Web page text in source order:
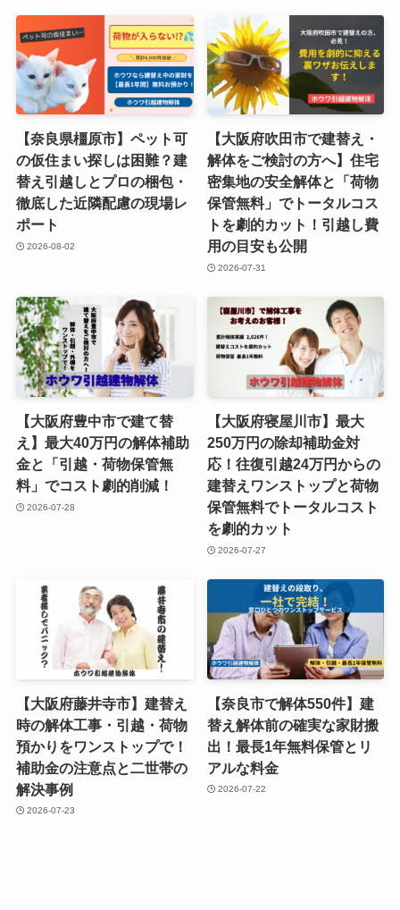
【奈良県橿原市】ペット可
の仮住まい探しは困難？建
替え引越しとプロの梱包・
徹底した近隣配慮の現場レ
ポート
2026-08-02
【大阪府吹田市で建替え・
解体をご検討の方へ】住宅
密集地の安全解体と「荷物
保管無料」でトータルコス
トを劇的カット！引越し費
用の目安も公開
2026-07-31
【大阪府豊中市で建て替
え】最大40万円の解体補助
金と「引越・荷物保管無
料」でコスト劇的削減！
2026-07-28
【大阪府寝屋川市】最大
250万円の除却補助金対
応！往復引越24万円からの
建替えワンストップと荷物
保管無料でトータルコスト
を劇的カット
2026-07-27
【大阪府藤井寺市】建替え
時の解体工事・引越・荷物
預かりをワンストップで！
補助金の注意点と二世帯の
解決事例
2026-07-23
【奈良市で解体550件】建
替え解体前の確実な家財搬
出！最長1年無料保管とリ
アルな料金
2026-07-22